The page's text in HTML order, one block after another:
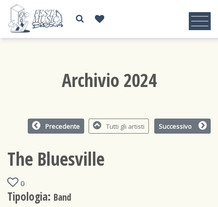
Archivio 2024
Precedente Tutti gli artisti Successivo
The Bluesville
0
Tipologia: Band